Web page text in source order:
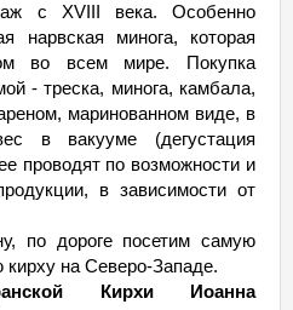
аж с XVIII века. Особенно
нарвская минога, которая
во всем мире. Покупка
- треска, минога, камбала,
маринованном виде, в
в вакууме (дегустация
проводят по возможности и
в зависимости от
по дороге посетим самую
на Северо-Западе.
Кирхи Иоанна